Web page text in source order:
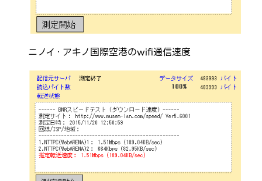
ニノイ・アキノ国際空港のwifi通信速度